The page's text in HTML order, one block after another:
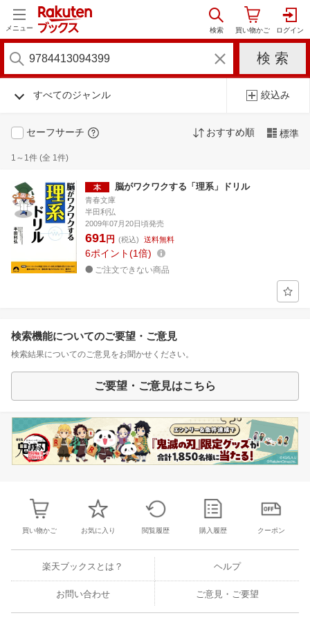
メニュー
すべてのジャンル 絞込み
セーフサーチ おすすめ順 標準
1～1件 (全 1件)
脳がワクワクする「理系」ドリル
青春文庫
半田利弘
2009年07月20日頃発売
691円 (税込) 送料無料
6ポイント 1倍
ご注文できない商品
検索機能についてのご要望・ご意見
検索結果についてのご意見をお聞かせください。
ご要望・ご意見はこちら
買い物かご お気に入り 閲覧履歴 購入履歴 クーポン
楽天ブックスとは？ ヘルプ
お問い合わせ ご意見・ご要望